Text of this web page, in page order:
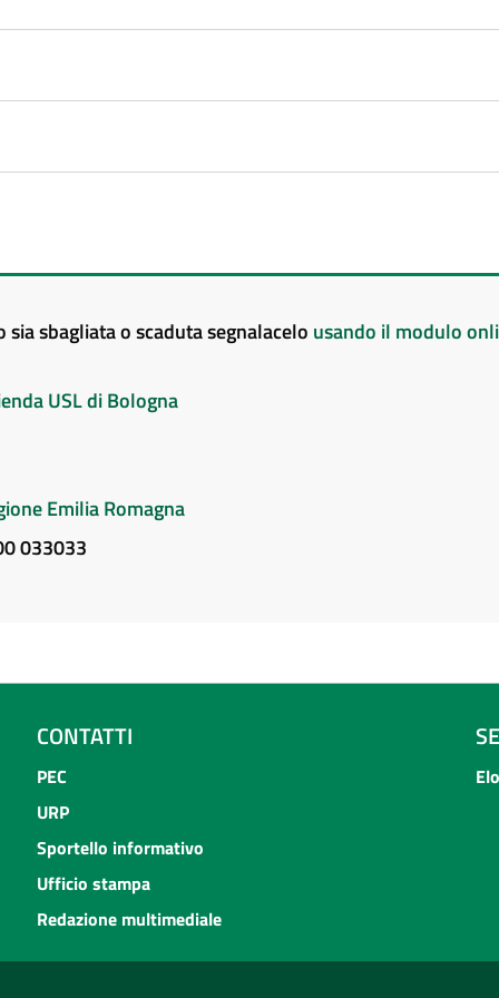
sbagliata o scaduta segnalacelo usando il modulo
USL di Bologna
Emilia Romagna
033033
CONTATTI
PEC
URP
Sportello informativo
Ufficio stampa
Redazione multimediale